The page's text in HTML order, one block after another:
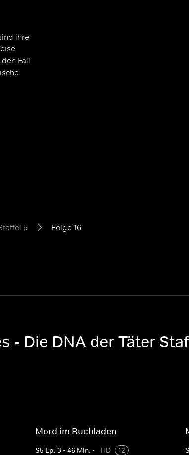
ihre
Fall
5 Folge 16
- Die DNA der Täter
Mord im Buchladen
S5 Ep. 3 • 46Min. • HD
12
S